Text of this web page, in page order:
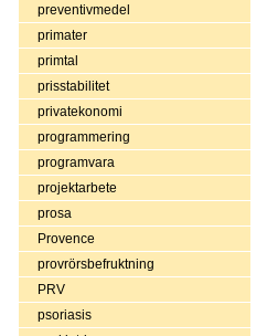
preventivmedel
primater
primtal
prisstabilitet
privatekonomi
programmering
programvara
projektarbete
prosa
Provence
provrörsbefruktning
PRV
psoriasis